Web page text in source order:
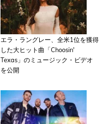
エラ・ラングレー、全米1位を獲得
した大ヒット曲「Choosin'
Texas」のミュージック・ビデオ
を公開